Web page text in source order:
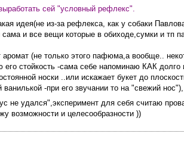
сей "условный рефлекс".
идея(не из-за рефлекса, как у собаки
и все вещи которые в обиходе,сумки и тп
аромат (не только этого пафюма,а вообще..
его стойкость -сама себе напоминаю КАК долго
носки ..или искажает букет до
-при его звучании то на "свежий
не удался",эксперимент для себя считаю
возможности и целесообразности ))